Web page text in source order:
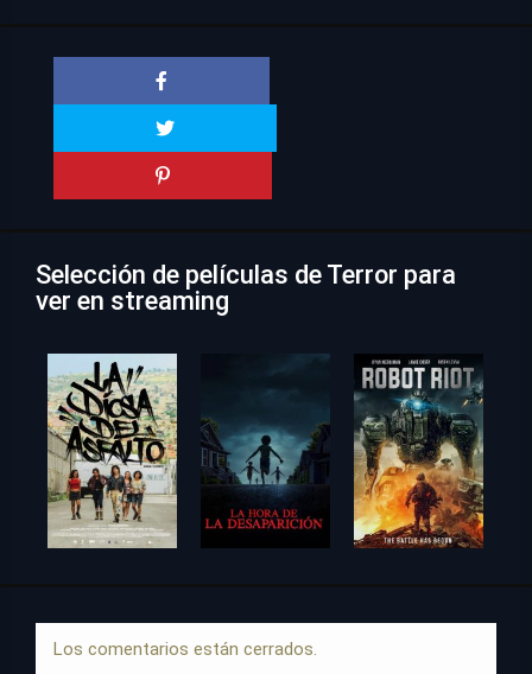
Selección de películas de Terror para
ver en streaming
Los comentarios están cerrados.